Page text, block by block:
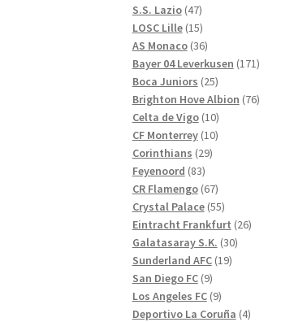
S.S. Lazio 4747
produkter
LOSC Lille 1515
produkter
AS Monaco 3636
produkter
Bayer 04 Leverkusen 171171
Boca Juniors 2525
produkter
Brighton Hove Albion 7676
Celta de Vigo 1010
produkter
CF Monterrey 1010
Corinthians 2929
Feyenoord 8383
produkter
CR Flamengo 6767
produkter
Crystal Palace 5555
produkter
Eintracht Frankfurt 2626
Galatasaray S.K. 3030
Sunderland AFC 1919
San Diego FC 99
produkter
Los Angeles FC 99
produkter
Deportivo La Coruña 44